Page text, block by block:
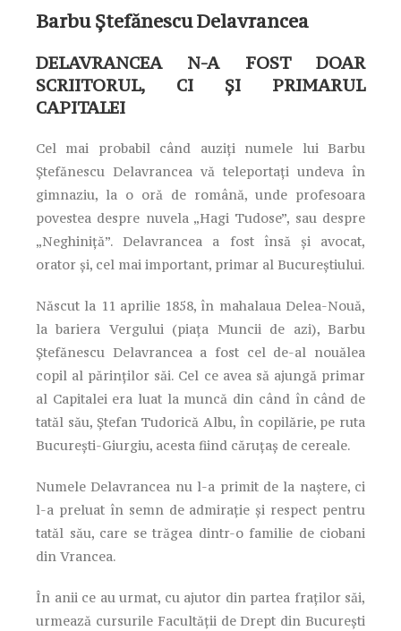
Barbu Ștefănescu Delavrancea
DELAVRANCEA N-A FOST DOAR
SCRIITORUL, CI ȘI PRIMARUL
CAPITALEI
Cel mai probabil când auziți numele lui Barbu
Ștefănescu Delavrancea vă teleportați undeva în
gimnaziu, la o oră de română, unde profesoara
povestea despre nuvela „Hagi Tudose”, sau despre
„Neghiniță”. Delavrancea a fost însă și avocat,
orator și, cel mai important, primar al Bucureștiului.
Născut la 11 aprilie 1858, în mahalaua Delea-Nouă,
la bariera Vergului (piața Muncii de azi), Barbu
Ștefănescu Delavrancea a fost cel de-al nouălea
copil al părinților săi. Cel ce avea să ajungă primar
al Capitalei era luat la muncă din când în când de
tatăl său, Ștefan Tudorică Albu, în copilărie, pe ruta
București-Giurgiu, acesta fiind căruțaș de cereale.
Numele Delavrancea nu l-a primit de la naștere, ci
l-a preluat în semn de admirație și respect pentru
tatăl său, care se trăgea dintr-o familie de ciobani
din Vrancea.
În anii ce au urmat, cu ajutor din partea fraților săi,
urmează cursurile Facultății de Drept din București